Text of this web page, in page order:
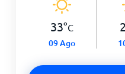
33°C
09 Ago